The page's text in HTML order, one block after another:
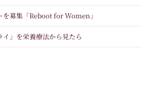
を募集「Reboot for Women」
」を栄養療法から見たら